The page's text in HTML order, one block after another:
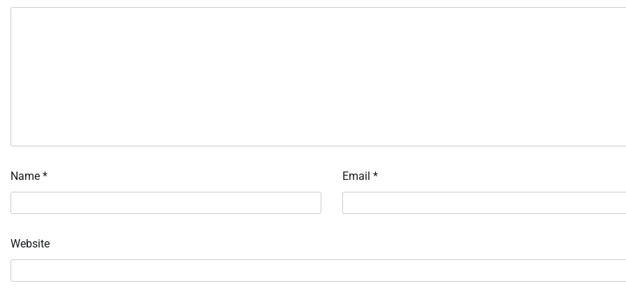
Name * Email *
Website